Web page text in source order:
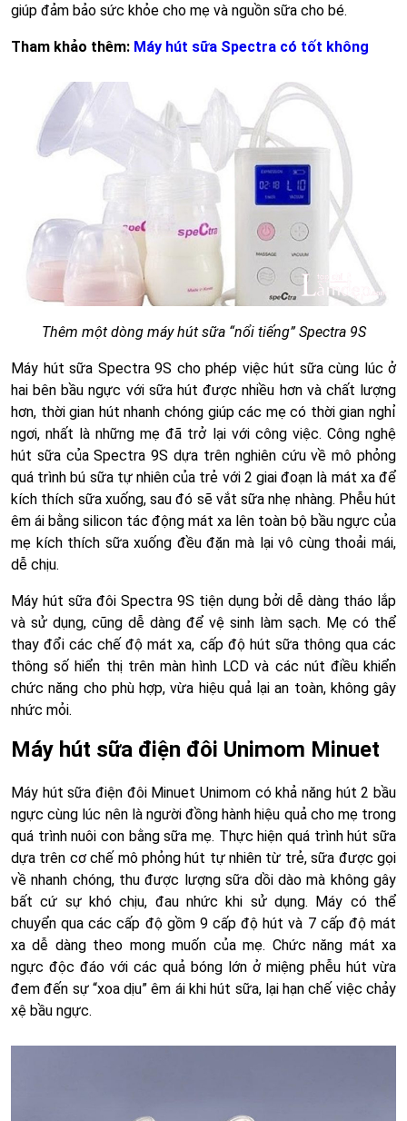
giúp đảm bảo sức khỏe cho mẹ và nguồn sữa cho bé.
Tham khảo thêm: Máy hút sữa Spectra có tốt không
Thêm một dòng máy hút sữa “nổi tiếng” Spectra 9S
Máy hút sữa Spectra 9S cho phép việc hút sữa cùng lúc ở
hai bên bầu ngực với sữa hút được nhiều hơn và chất lượng
hơn, thời gian hút nhanh chóng giúp các mẹ có thời gian nghỉ
ngơi, nhất là những mẹ đã trở lại với công việc. Công nghệ
hút sữa của Spectra 9S dựa trên nghiên cứu về mô phỏng
quá trình bú sữa tự nhiên của trẻ với 2 giai đoạn là mát xa để
kích thích sữa xuống, sau đó sẽ vắt sữa nhẹ nhàng. Phễu hút
êm ái bằng silicon tác động mát xa lên toàn bộ bầu ngực của
mẹ kích thích sữa xuống đều đặn mà lại vô cùng thoải mái,
dễ chịu.
Máy hút sữa đôi Spectra 9S tiện dụng bởi dễ dàng tháo lắp
và sử dụng, cũng dễ dàng để vệ sinh làm sạch. Mẹ có thể
thay đổi các chế độ mát xa, cấp độ hút sữa thông qua các
thông số hiển thị trên màn hình LCD và các nút điều khiển
chức năng cho phù hợp, vừa hiệu quả lại an toàn, không gây
nhức mỏi.
Máy hút sữa điện đôi Unimom Minuet
Máy hút sữa điện đôi Minuet Unimom có khả năng hút 2 bầu
ngực cùng lúc nên là người đồng hành hiệu quả cho mẹ trong
quá trình nuôi con bằng sữa mẹ. Thực hiện quá trình hút sữa
dựa trên cơ chế mô phỏng hút tự nhiên từ trẻ, sữa được gọi
về nhanh chóng, thu được lượng sữa dồi dào mà không gây
bất cứ sự khó chịu, đau nhức khi sử dụng. Máy có thể
chuyển qua các cấp độ gồm 9 cấp độ hút và 7 cấp độ mát
xa dễ dàng theo mong muốn của mẹ. Chức năng mát xa
ngực độc đáo với các quả bóng lớn ở miệng phễu hút vừa
đem đến sự “xoa dịu” êm ái khi hút sữa, lại hạn chế việc chảy
xệ bầu ngực.